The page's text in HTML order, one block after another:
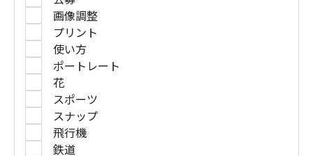
画像調整
プリント
使い方
ポートレート
花
スポーツ
スナップ
飛行機
鉄道